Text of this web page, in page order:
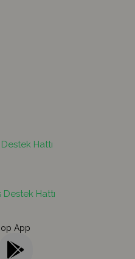
Destek Hattı
Destek Hattı
App